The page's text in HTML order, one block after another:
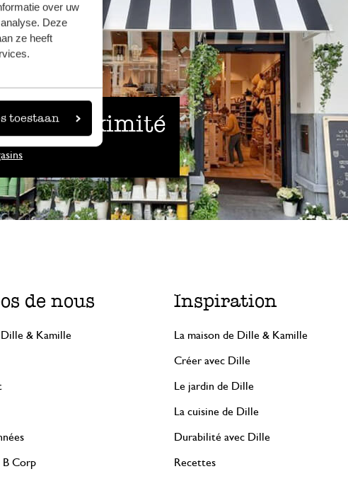
over uw
Deze
ze heeft
toestaanà proximité
de nous
& Kamille
Corp
Inspiration
La maison de Dille & Kamille
Créer avec Dille
Le jardin de Dille
La cuisine de Dille
Durabilité avec Dille
Recettes